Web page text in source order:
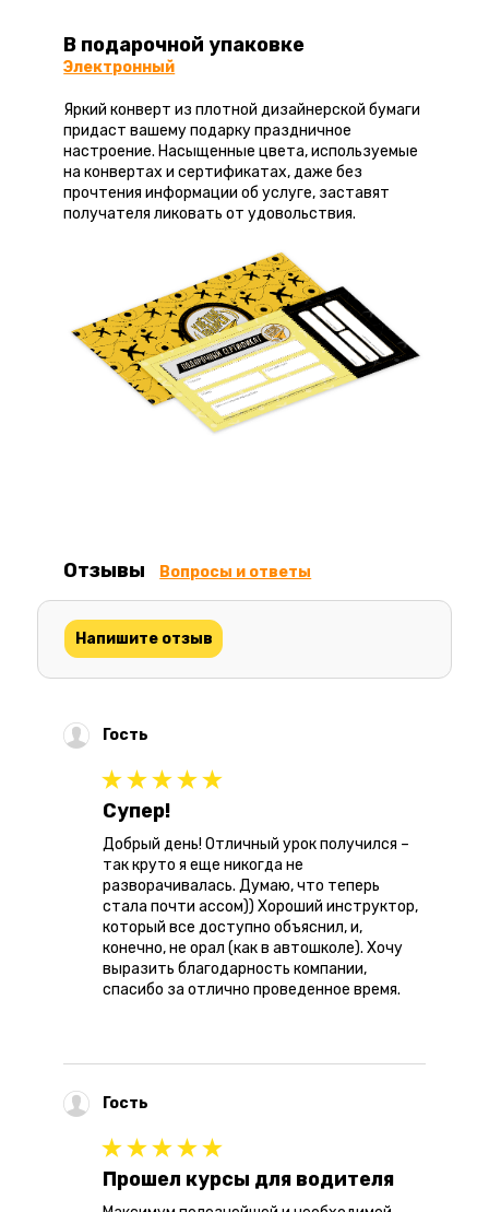
В подарочной упаковке
Электронный
Яркий конверт из плотной дизайнерской бумаги
придаст вашему подарку праздничное
настроение. Насыщенные цвета, используемые
на конвертах и сертификатах, даже без
прочтения информации об услуге, заставят
получателя ликовать от удовольствия.
Отзывы Вопросы и ответы
Напишите отзыв
Гость
Супер!
Добрый день! Отличный урок получился –
так круто я еще никогда не
разворачивалась. Думаю, что теперь
стала почти ассом)) Хороший инструктор,
который все доступно объяснил, и,
конечно, не орал (как в автошколе). Хочу
выразить благодарность компании,
спасибо за отлично проведенное время.
Гость
Прошел курсы для водителя